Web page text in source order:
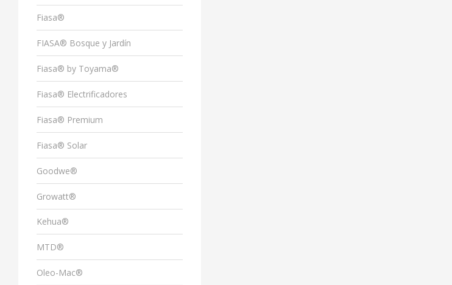
Fiasa®
FIASA® Bosque y Jardín
Fiasa® by Toyama®
Fiasa® Electrificadores
Fiasa® Premium
Fiasa® Solar
Goodwe®
Growatt®
Kehua®
MTD®
Oleo-Mac®